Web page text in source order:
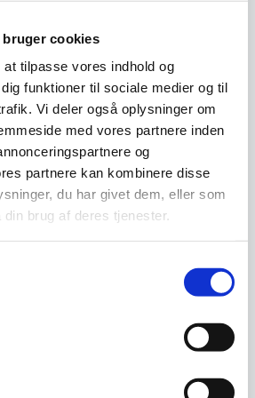
bruger cookies
tilpasse vores indhold og
funktioner til sociale medier og til
Vi deler også oplysninger om
med vores partnere inden
og
partnere kan kombinere disse
du har givet dem, eller som
brug af deres tjenester.
her
varer
22%
cm
Fold in half offwhite